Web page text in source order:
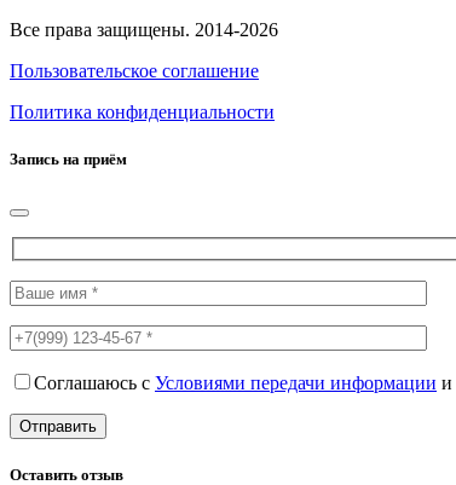
Все права защищены. 2014-2026
Пользовательское соглашение
Политика конфиденциальности
Запись на приём
Соглашаюсь с Условиями передачи информации и
Оставить отзыв